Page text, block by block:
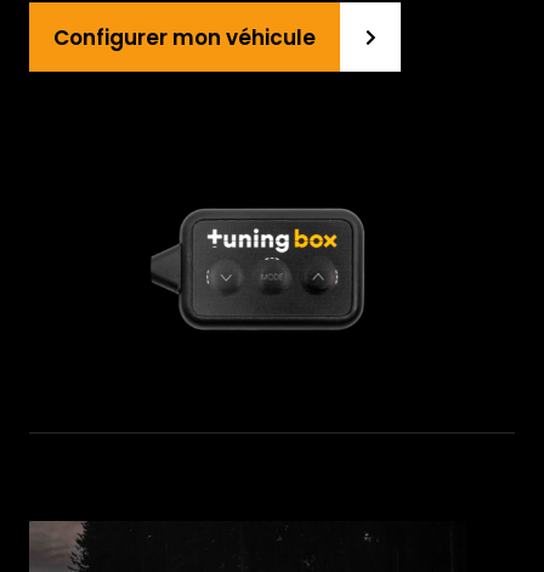
Configurer mon véhicule